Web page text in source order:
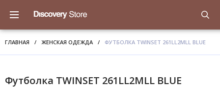
ГЛАВНАЯ / ЖЕНСКАЯ ОДЕЖДА / ФУТБОЛКА TWINSET 261LL2MLL BLUE
Футболка TWINSET 261LL2MLL BLUE